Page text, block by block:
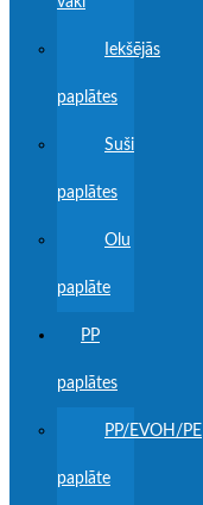
Iekšējās
paplātes
Suši
paplātes
Olu
paplāte
PP
paplātes
PP/EVOH/PE
paplāte